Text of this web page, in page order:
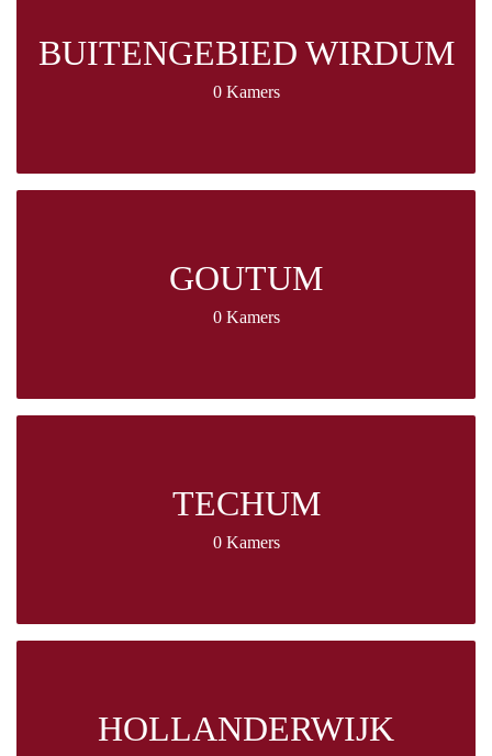
BUITENGEBIED WIRDUM
0 Kamers
GOUTUM
0 Kamers
TECHUM
0 Kamers
HOLLANDERWIJK